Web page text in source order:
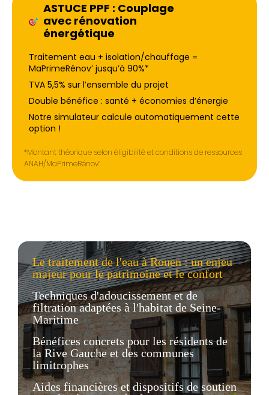
ASTUCE PPF : Couplage
avec rénovation
énergétique
Traitement eau + isolation/chauffage =
MaPrimeRénov’ jusqu’à 90%*
TVA 5,5% sur l’ensemble du projet
Double bénéfice : santé + économies d’énergie
Notre simulateur calcule automatiquement cette
option !
*Montant théorique selon éligibilité et conditions de ressources
ANAH/MaPrimeRénov’.
Le traitement de l'eau à Rouen : un enjeu
majeur pour le patrimoine et le confort
Techniques d'adoucissement et de
filtration adaptées à l'habitat de Seine-
Maritime
Bénéfices concrets pour les résidents de
la Rive Gauche et des communes
limitrophes
Aides financières et dispositifs de soutien